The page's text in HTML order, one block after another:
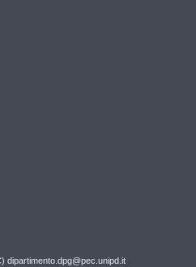
dipartimento.dpg@pec.unipd.it